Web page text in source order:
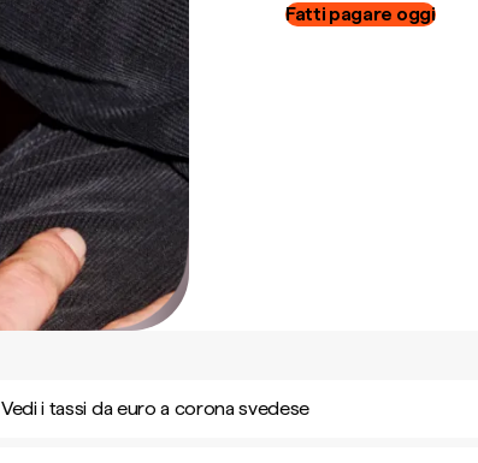
Fatti pagare oggi
Vedi i tassi da euro a corona svedese